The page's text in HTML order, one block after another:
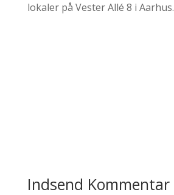
lokaler på Vester Allé 8 i Aarhus.
Indsend Kommentar